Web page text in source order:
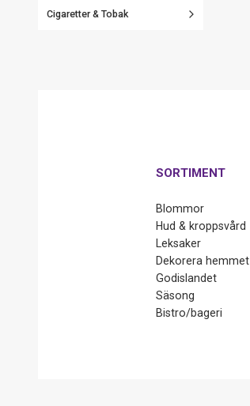
Cigaretter & Tobak
SORTIMENT
Blommor
Hud & kroppsvård
Leksaker
Dekorera hemmet
Godislandet
Säsong
Bistro/bageri